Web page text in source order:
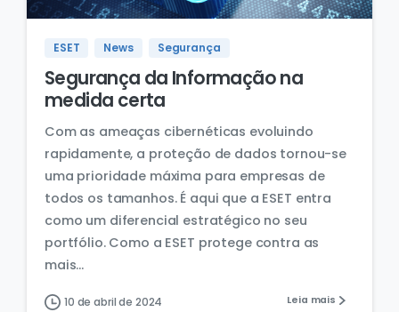
ESET News Segurança
Segurança da Informação na
medida certa
Com as ameaças cibernéticas evoluindo
rapidamente, a proteção de dados tornou-se
uma prioridade máxima para empresas de
todos os tamanhos. É aqui que a ESET entra
como um diferencial estratégico no seu
portfólio. Como a ESET protege contra as
mais...
10 de abril de 2024 Leia mais